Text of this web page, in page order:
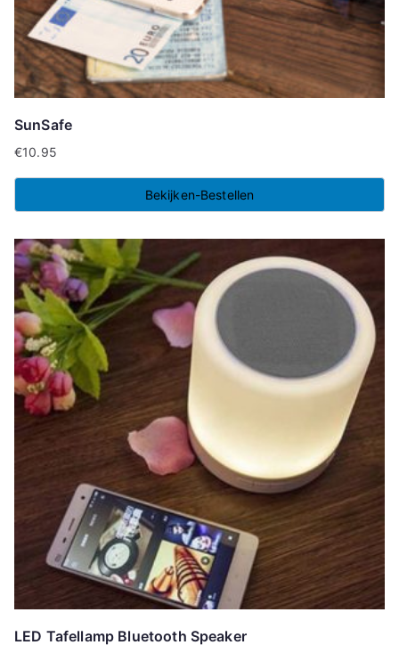
SunSafe
€10.95
Bekijken-Bestellen
LED Tafellamp Bluetooth Speaker